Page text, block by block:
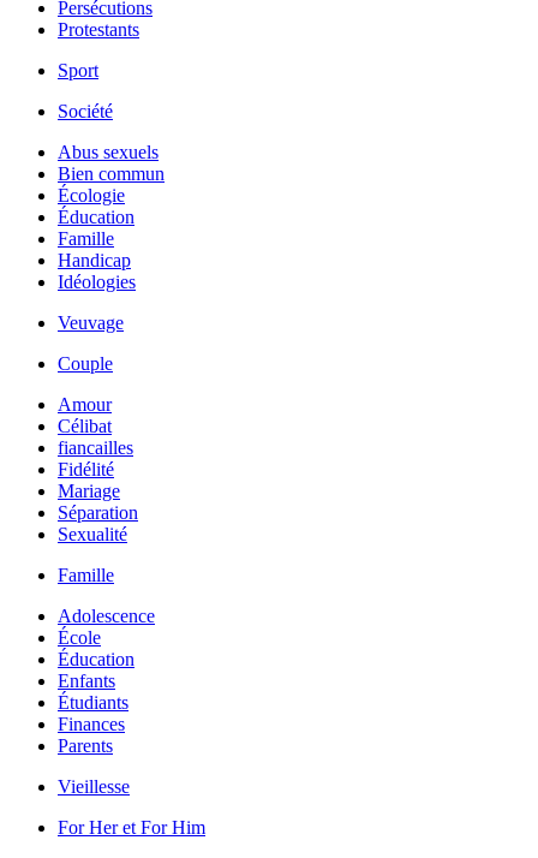
Persécutions
Protestants
Sport
Société
Abus sexuels
Bien commun
Écologie
Éducation
Famille
Handicap
Idéologies
Veuvage
Couple
Amour
Célibat
fiancailles
Fidélité
Mariage
Séparation
Sexualité
Famille
Adolescence
École
Éducation
Enfants
Étudiants
Finances
Parents
Vieillesse
For Her et For Him